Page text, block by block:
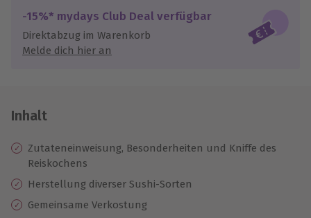
Jeder Gutschein für alle Erlebnisse einlösbar.
Maximale Sicherheit
10 Jahre gültig & verlängerbar.
-15%* mydays Club Deal verfügbar
Direktabzug im Warenkorb
Melde dich hier an
Inhalt
Zutateneinweisung, Besonderheiten und Kniffe des
Reiskochens
Herstellung diverser Sushi-Sorten
Gemeinsame Verkostung